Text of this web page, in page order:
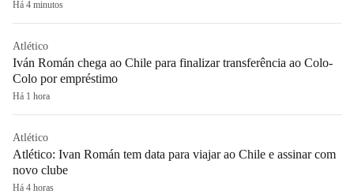
Há 4 minutos
Atlético
Iván Román chega ao Chile para finalizar transferência ao Colo-
Colo por empréstimo
Há 1 hora
Atlético
Atlético: Ivan Román tem data para viajar ao Chile e assinar com
novo clube
Há 4 horas